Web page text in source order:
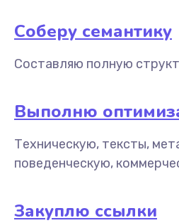
Соберу семантику
Составляю полную
Выполню
Техническую, тексты,
поведенческую,
Закуплю ссылки